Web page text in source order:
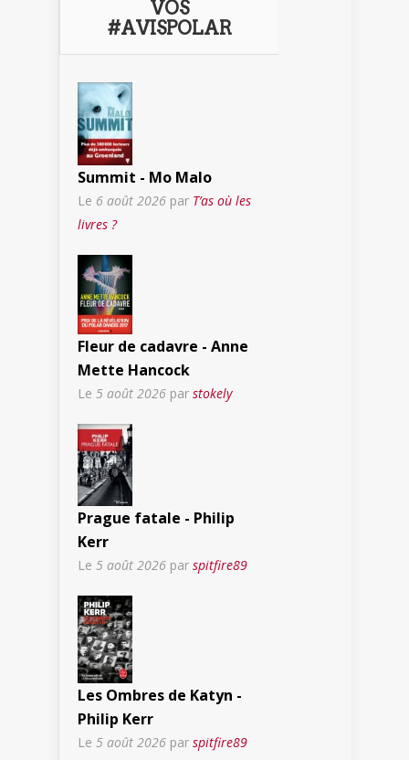
VOS
#AVISPOLAR
Summit - Mo Malo
Le 6 août 2026 par T’as où les
livres ?
Fleur de cadavre - Anne
Mette Hancock
Le 5 août 2026 par stokely
Prague fatale - Philip
Kerr
Le 5 août 2026 par spitfire89
Les Ombres de Katyn -
Philip Kerr
Le 5 août 2026 par spitfire89